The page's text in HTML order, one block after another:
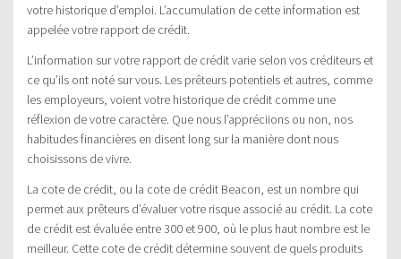
votre historique d’emploi. L’accumulation de cette information est
appelée votre rapport de crédit.
L’information sur votre rapport de crédit varie selon vos créditeurs et
ce qu’ils ont noté sur vous. Les prêteurs potentiels et autres, comme
les employeurs, voient votre historique de crédit comme une
réflexion de votre caractère. Que nous l’appréciions ou non, nos
habitudes financières en disent long sur la manière dont nous
choisissons de vivre.
La cote de crédit, ou la cote de crédit Beacon, est un nombre qui
permet aux prêteurs d’évaluer votre risque associé au crédit. La cote
de crédit est évaluée entre 300 et 900, où le plus haut nombre est le
meilleur. Cette cote de crédit détermine souvent de quels produits